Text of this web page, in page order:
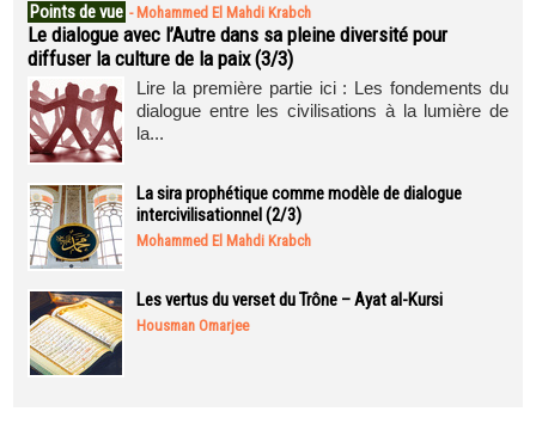
Points de vue - Mohammed El Mahdi Krabch
Le dialogue avec l’Autre dans sa pleine diversité pour
diffuser la culture de la paix (3/3)
Lire la première partie ici : Les fondements du
dialogue entre les civilisations à la lumière de
la...
La sira prophétique comme modèle de dialogue
intercivilisationnel (2/3)
Mohammed El Mahdi Krabch
Les vertus du verset du Trône – Ayat al-Kursi
Housman Omarjee